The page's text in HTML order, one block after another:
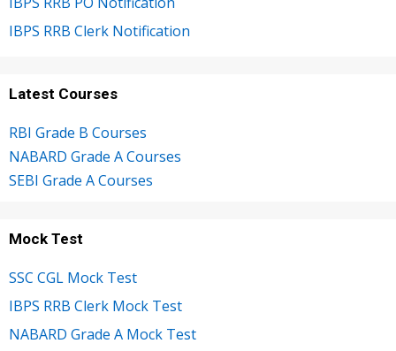
IBPS RRB Clerk Notification
Latest Courses
RBI Grade B Courses
NABARD Grade A Courses
SEBI Grade A Courses
Mock Test
SSC CGL Mock Test
IBPS RRB Clerk Mock Test
NABARD Grade A Mock Test